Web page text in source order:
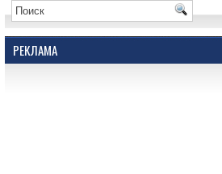
РЕКЛАМА